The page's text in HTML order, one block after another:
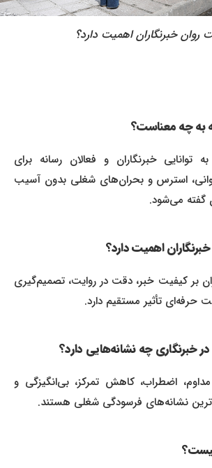
خبرنگاران اهمیت دارد؟
خبرنگاران و فعالان رسانه برای
استرس و بحران‌های شغلی بدون آسیب
می‌شود.
بر کیفیت خبر، دقت در روایت، تصمیم‌گیری
تأثیر مستقیم دارد.
اضطراب، کاهش تمرکز، بی‌انگیزگی و
نشانه‌های فرسودگی شغلی هستند.